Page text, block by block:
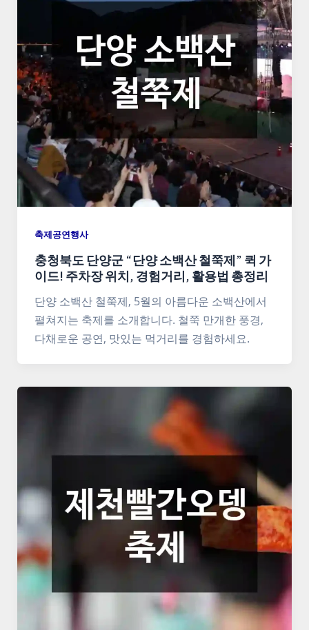
축제공연행사
충청북도 단양군 “단양 소백산 철쭉제” 퀵 가
이드! 주차장 위치, 경험거리, 활용법 총정리
단양 소백산 철쭉제, 5월의 아름다운 소백산에서
펼쳐지는 축제를 소개합니다. 철쭉 만개한 풍경,
다채로운 공연, 맛있는 먹거리를 경험하세요.